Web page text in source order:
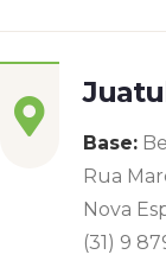
Base:
Rua
Nova
(31) 9